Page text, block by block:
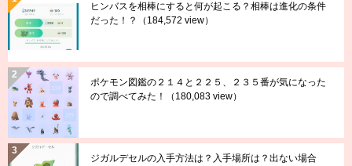
ヒンバスを相棒にすると何が起こる？相棒は進化の条件
だった！？
（184,572 view）
ポケモン図鑑の２１４と２２５、２３５番が気になった
ので調べてみた！
（180,083 view）
ジガルデセルの入手方法は？入手場所は？出ない場合